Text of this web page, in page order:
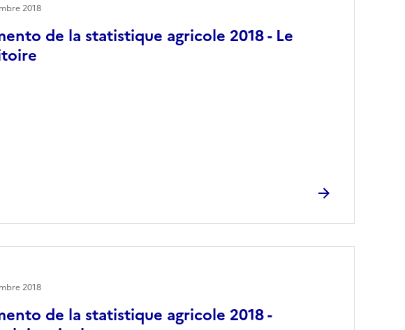
de la statistique agricole 2018 - Le
2018
de la statistique agricole 2018 -
2018